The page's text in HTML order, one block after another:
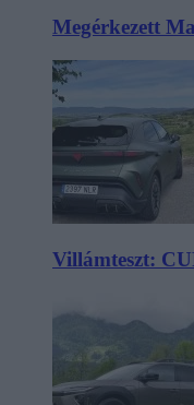
Megérkezett
Villámteszt: